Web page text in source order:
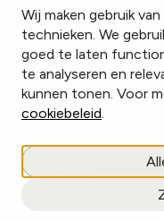
Wij maken gebruik
technieken. We
goed te laten
te analyseren en
kunnen tonen. Voor
cookiebeleid.
InstagramFacebookLinkedIn
Cookies beheren
Privacy policy
copyright © 2026